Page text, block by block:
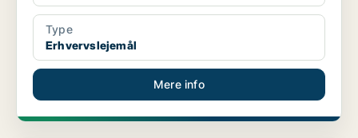
Type
Erhvervslejemål
Mere info